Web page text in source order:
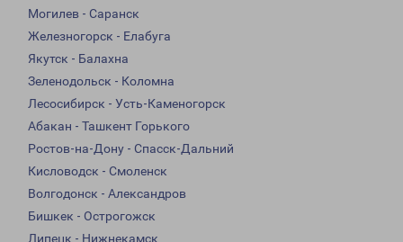
Могилев - Саранск
Железногорск - Елабуга
Якутск - Балахна
Зеленодольск - Коломна
Лесосибирск - Усть-Каменогорск
Абакан - Ташкент Горького
Ростов-на-Дону - Спасск-Дальний
Кисловодск - Смоленск
Волгодонск - Александров
Бишкек - Острогожск
Липецк - Нижнекамск